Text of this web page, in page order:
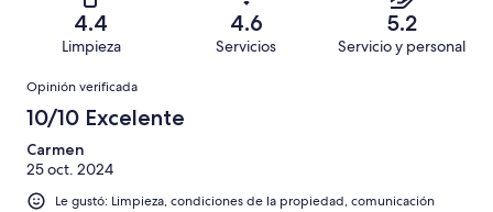
opiniones
opiniones
de
1137
opiniones
Basada
199
de
opiniones
Terrible.
Basada
515
de
1137
opiniones
4.4
Limpieza
4.6
Servicios
5.2
Servicio y personal
Opiniones
Opinión verificada
10/10 Excelente
Carmen
25 oct. 2024
Le gustó: Limpieza, condiciones de la propiedad, comunicación